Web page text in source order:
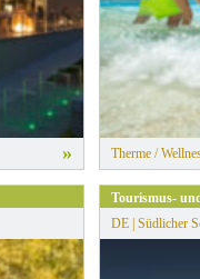
» Therme /
Tourismus-
DE | Südlicher